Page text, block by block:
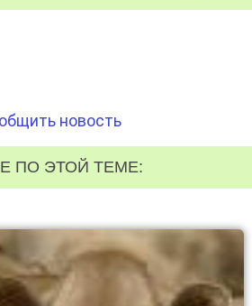
новость
ПО ЭТОЙ ТЕМЕ: